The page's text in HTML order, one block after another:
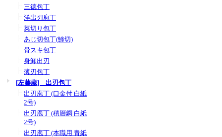
三徳包丁
洋出刃庖丁
菜切り包丁
あじ切包丁(鯵切)
骨スキ包丁
身卸出刃
薄刃包丁
[左藤蔵] 出刃包丁
出刃庖丁 (口金付 白紙
2号)
出刃庖丁 (積層鋼 白紙
2号)
出刃庖丁 (本職用 青紙